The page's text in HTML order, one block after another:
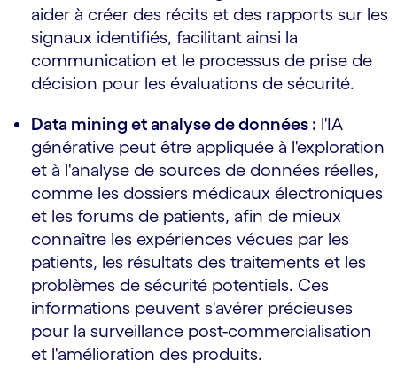
aider à créer des récits et des rapports sur les
signaux identifiés, facilitant ainsi la
communication et le processus de prise de
décision pour les évaluations de sécurité.
Data mining et analyse de données : l'IA
générative peut être appliquée à l'exploration
et à l'analyse de sources de données réelles,
comme les dossiers médicaux électroniques
et les forums de patients, afin de mieux
connaître les expériences vécues par les
patients, les résultats des traitements et les
problèmes de sécurité potentiels. Ces
informations peuvent s'avérer précieuses
pour la surveillance post-commercialisation
et l'amélioration des produits.